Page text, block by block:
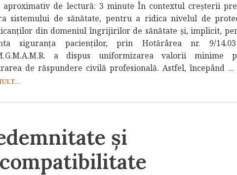
aproximativ de lectură: 3 minute În contextul creșterii
sistemului de sănătate, pentru a ridica nivelul de
din domeniul îngrijirilor de sănătate și, implicit,
siguranța pacienților, prin Hotărârea nr. 9/
a dispus uniformizarea valorii minime
de răspundere civilă profesională. Astfel, începând ...
și